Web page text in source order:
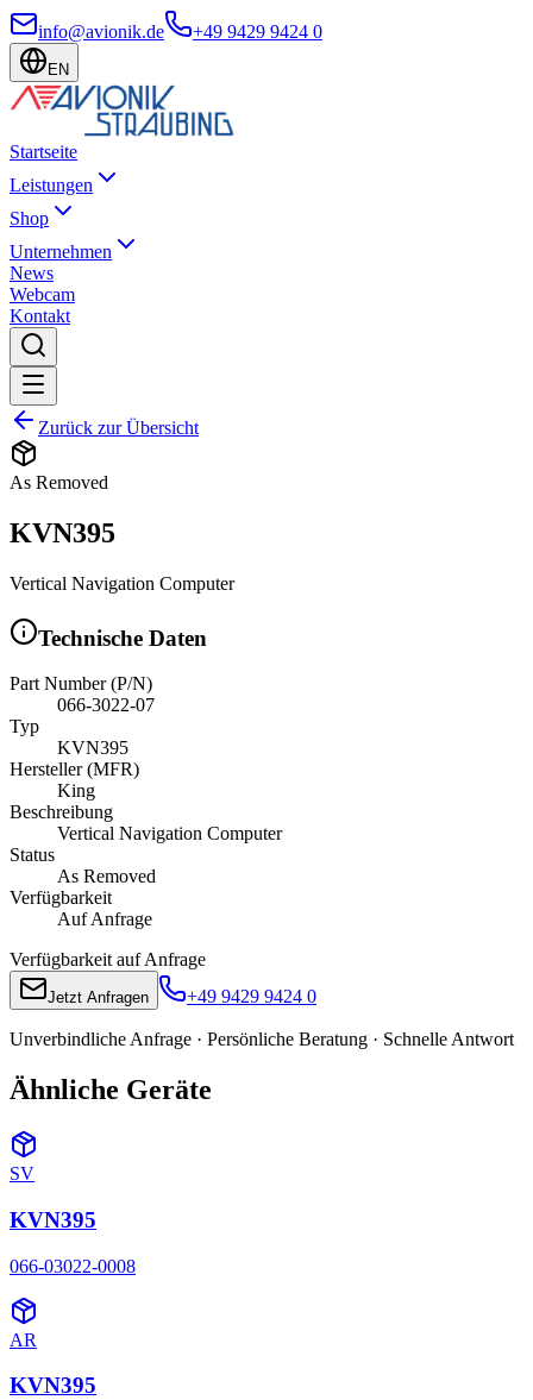
info@avionik.de +49 9429 9424 0
EN
Startseite
Leistungen
Shop
Unternehmen
News
Webcam
Kontakt
Zurück zur Übersicht
As Removed
KVN395
Vertical Navigation Computer
Technische Daten
Part Number (P/N)
066-3022-07
Typ
KVN395
Hersteller (MFR)
King
Beschreibung
Vertical Navigation Computer
Status
As Removed
Verfügbarkeit
Auf Anfrage
Verfügbarkeit auf Anfrage
Jetzt Anfragen +49 9429 9424 0
Unverbindliche Anfrage · Persönliche Beratung · Schnelle Antwort
Ähnliche Geräte
SV
KVN395
066-03022-0008
AR
KVN395